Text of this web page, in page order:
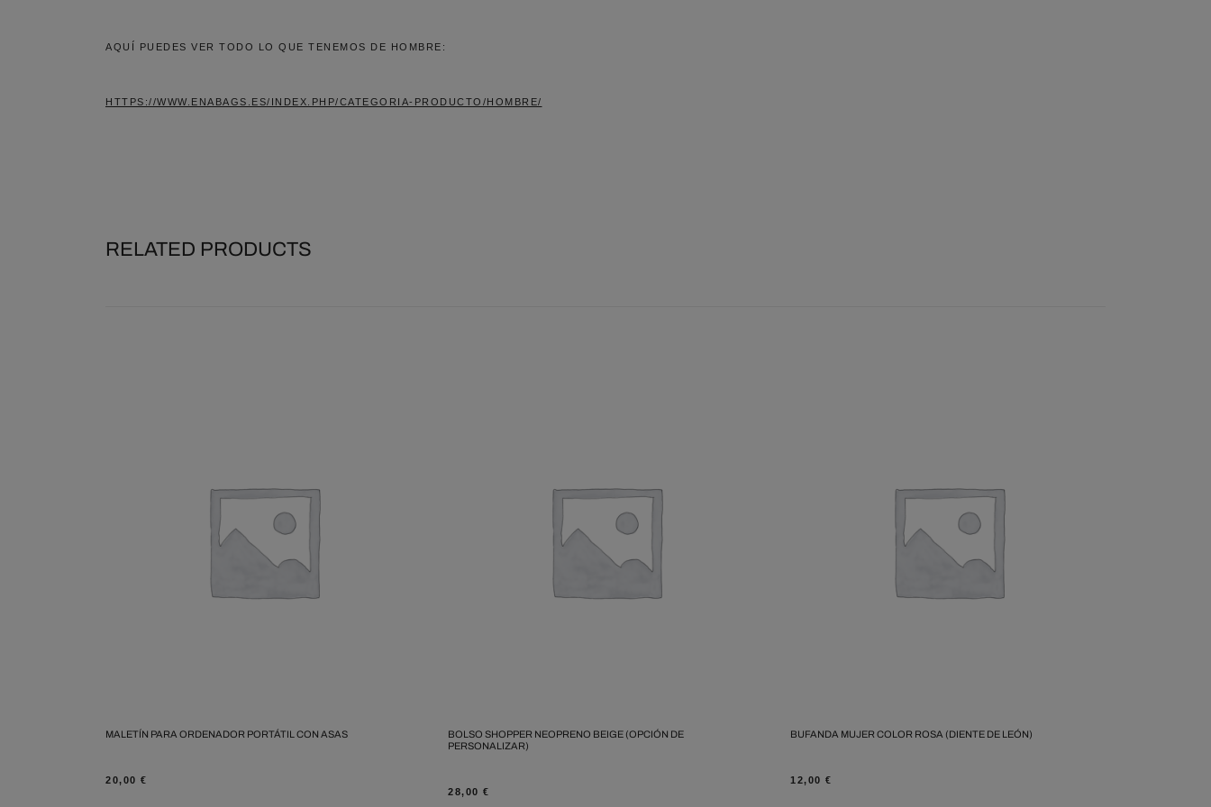
AQUÍ PUEDES VER TODO LO QUE TENEMOS DE HOMBRE:
HTTPS://WWW.ENABAGS.ES/INDEX.PHP/CATEGORIA-PRODUCTO/HOMBRE/
RELATED PRODUCTS
MALETÍN PARA ORDENADOR PORTÁTIL CON ASAS
20,00 €
BOLSO SHOPPER NEOPRENO BEIGE (OPCIÓN DE
PERSONALIZAR)
28,00 €
BUFANDA MUJER COLOR ROSA (DIENTE DE LEÓN)
12,00 €